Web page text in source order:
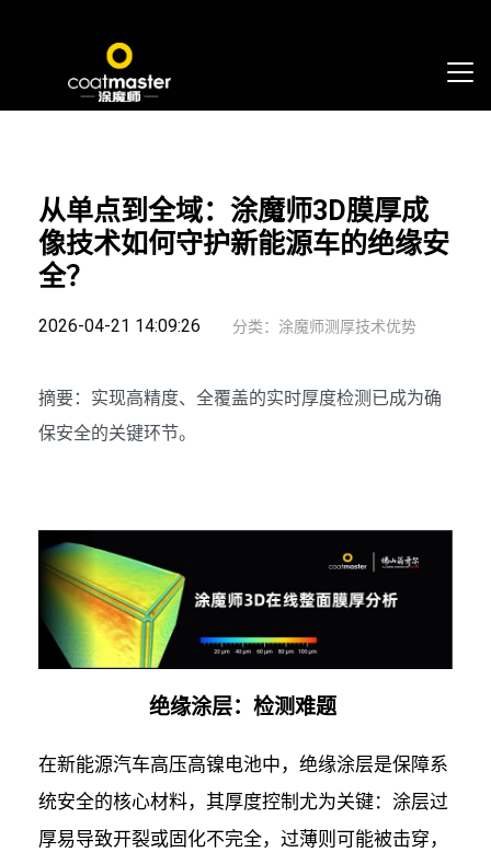
从单点到全域：涂魔师3D膜厚成
像技术如何守护新能源车的绝缘安
全？
2026-04-21 14:09:26 分类：涂魔师测厚技术优势
摘要：实现高精度、全覆盖的实时厚度检测已成为确
保安全的关键环节。
绝缘涂层：检测难题
在新能源汽车高压高镍电池中，绝缘涂层是保障系
统安全的核心材料，其厚度控制尤为关键：涂层过
厚易导致开裂或固化不完全，过薄则可能被击穿，